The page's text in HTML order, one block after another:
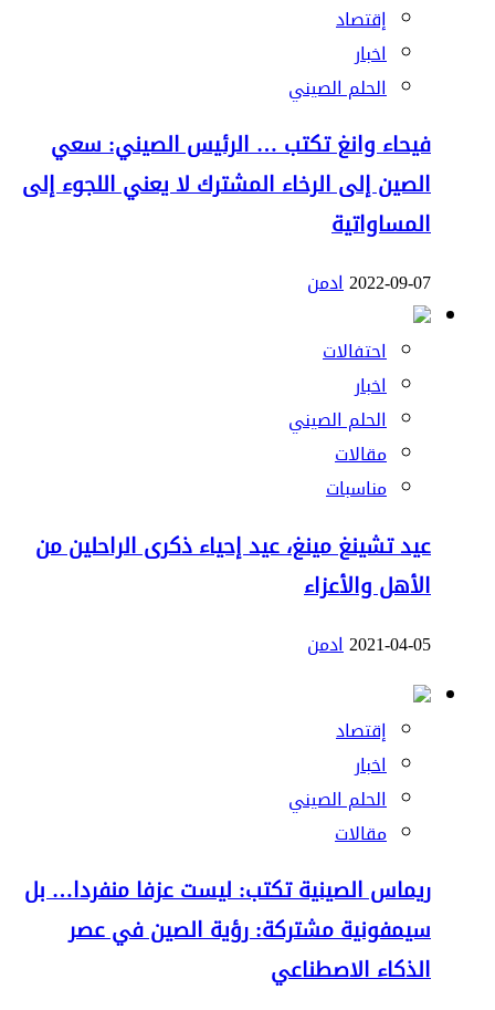
إقتصاد
اخبار
الحلم الصيني
فيحاء وانغ تكتب … الرئيس الصيني: سعي
الصين إلى الرخاء المشترك لا يعني اللجوء إلى
المساواتية
2022-09-07ادمن
احتفالات
اخبار
الحلم الصيني
مقالات
مناسبات
عيد تشينغ مينغ، عيد إحياء ذكرى الراحلين من
الأهل والأعزاء
2021-04-05ادمن
إقتصاد
اخبار
الحلم الصيني
مقالات
ريماس الصينية تكتب: ليست عزفا منفردا… بل
سيمفونية مشتركة: رؤية الصين في عصر
الذكاء الاصطناعي